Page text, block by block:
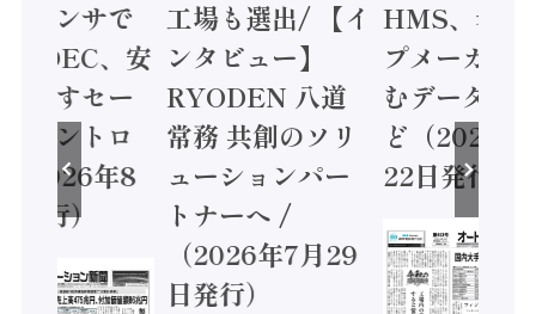
センサで
/ IDEC、安
かすセー
コントロ
2026年8
発行）
工場も選出/ 【イ
ンタビュー】
RYODEN 八道
常務 共創のソリ
ューションパー
トナーへ /
（2026年7月29
日発行）
HMS、老舗
プメーカー
むデータ活
ど（2026年
22日発行）